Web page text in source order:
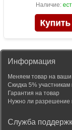
Наличие:
Информация
Меняем товар на
Скидка 5%
Гарантия на товар
Нужно ли разрешение
Служба